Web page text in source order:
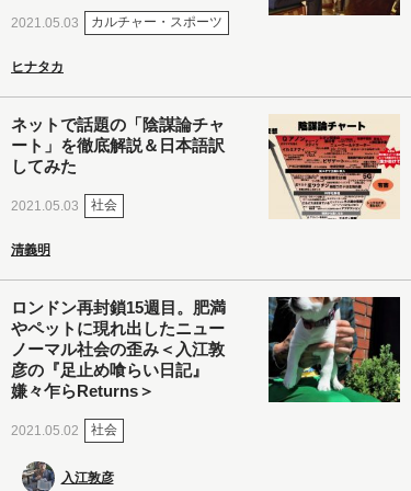
2021.05.03 カルチャー・スポーツ
ヒナタカ
ネットで話題の「陰謀論チャ
ート」を徹底解説＆日本語訳
してみた
2021.05.03 社会
清義明
ロンドン再封鎖15週目。肥満
やペットに現れ出したニュー
ノーマル社会の歪み＜入江敦
彦の『足止め喰らい日記』
嫌々乍らReturns＞
2021.05.02 社会
入江敦彦